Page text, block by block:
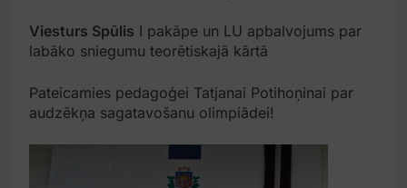
Viesturs Spūlis I pakāpe un LU apbalvojums par
labāko sniegumu teorētiskajā kārtā
Pateicamies pedagoģei Tatjanai Potihoņinai par
audzēkņa sagatavošanu olimpiādei!